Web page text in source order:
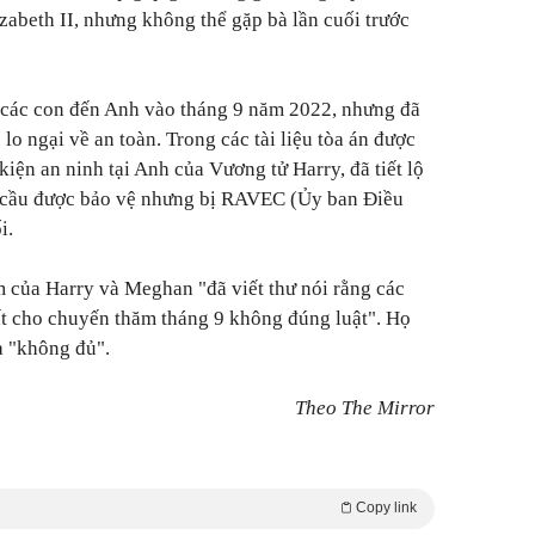
II, nhưng không thể gặp bà lần cuối trước
con đến Anh vào tháng 9 năm 2022, nhưng đã
ngại về an toàn. Trong các tài liệu tòa án được
an ninh tại Anh của Vương tử Harry, đã tiết lộ
được bảo vệ nhưng bị RAVEC (Ủy ban Điều
của Harry và Meghan "đã viết thư nói rằng các
cho chuyến thăm tháng 9 không đúng luật". Họ
"không đủ".
Theo The Mirror
Copy link